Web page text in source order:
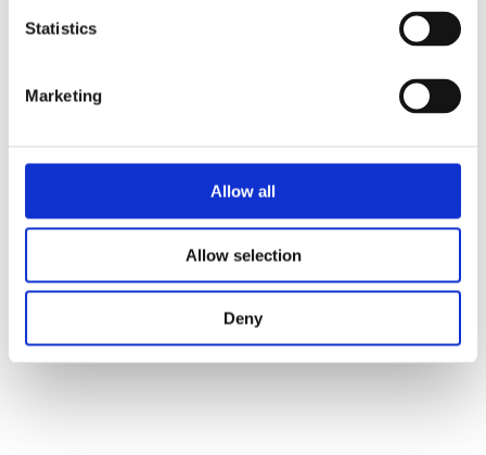
Statistics
Marketing
Allow all
Allow selection
Deny
Pallas isolert damevest
630kr